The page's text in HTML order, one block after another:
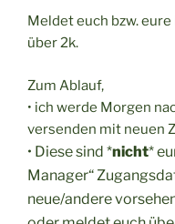
Meldet euch bzw.
über 2k.
Zum Ablauf,
• ich werde Morgen
versenden mit neuen
• Diese sind *nicht*
Manager“
neue/andere